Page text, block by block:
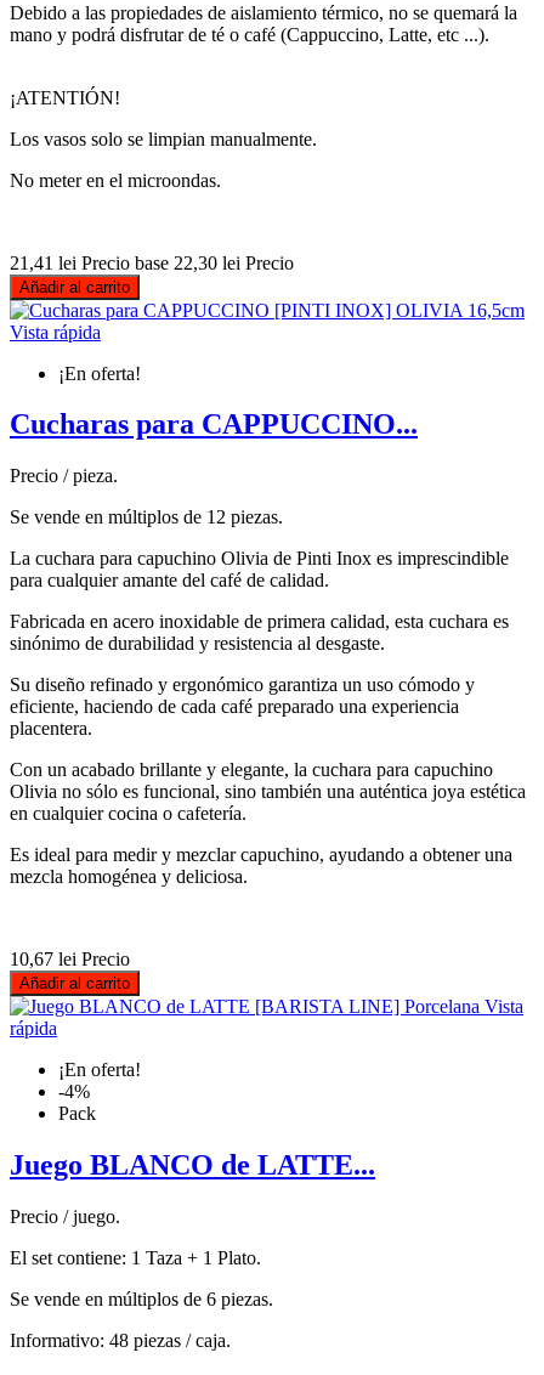
Debido a las propiedades de aislamiento térmico, no se quemará la
mano y podrá disfrutar de té o café (Cappuccino, Latte, etc ...).
¡ATENTIÓN!
Los vasos solo se limpian manualmente.
No meter en el microondas.
21,41 lei Precio base 22,30 lei Precio
Añadir al carrito
Vista rápida
¡En oferta!
Cucharas para CAPPUCCINO...
Precio / pieza.
Se vende en múltiplos de 12 piezas.
La cuchara para capuchino Olivia de Pinti Inox es imprescindible
para cualquier amante del café de calidad.
Fabricada en acero inoxidable de primera calidad, esta cuchara es
sinónimo de durabilidad y resistencia al desgaste.
Su diseño refinado y ergonómico garantiza un uso cómodo y
eficiente, haciendo de cada café preparado una experiencia
placentera.
Con un acabado brillante y elegante, la cuchara para capuchino
Olivia no sólo es funcional, sino también una auténtica joya estética
en cualquier cocina o cafetería.
Es ideal para medir y mezclar capuchino, ayudando a obtener una
mezcla homogénea y deliciosa.
10,67 lei Precio
Añadir al carrito
Vista
rápida
¡En oferta!
-4%
Pack
Juego BLANCO de LATTE...
Precio / juego.
El set contiene: 1 Taza + 1 Plato.
Se vende en múltiplos de 6 piezas.
Informativo: 48 piezas / caja.